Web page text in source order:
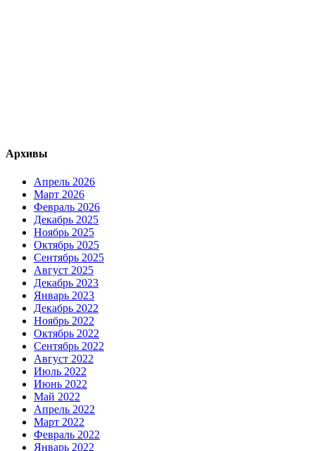
Архивы
Апрель 2026
Март 2026
Февраль 2026
Декабрь 2025
Ноябрь 2025
Октябрь 2025
Сентябрь 2025
Август 2025
Декабрь 2023
Январь 2023
Декабрь 2022
Ноябрь 2022
Октябрь 2022
Сентябрь 2022
Август 2022
Июль 2022
Июнь 2022
Май 2022
Апрель 2022
Март 2022
Февраль 2022
Январь 2022